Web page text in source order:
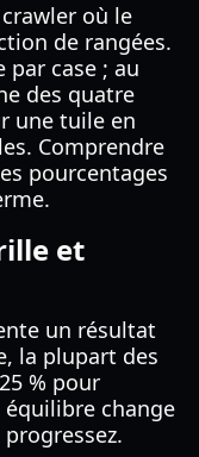
où le
de rangées.
par case ; au
des quatre
une tuile en
Comprendre
pourcentages
et
un résultat
la plupart des
% pour
change